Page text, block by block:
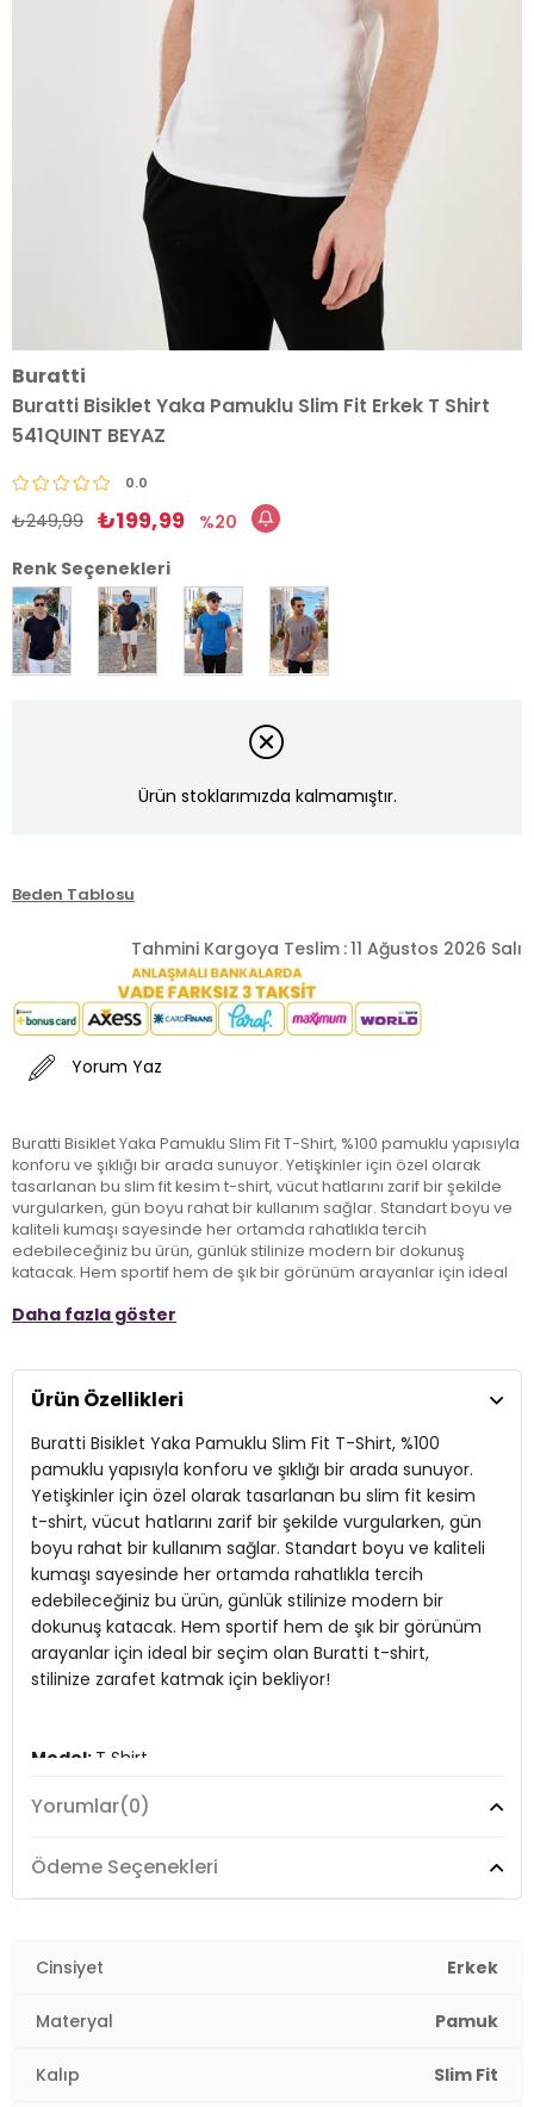
Buratti
Buratti Bisiklet Yaka Pamuklu Slim Fit Erkek T Shirt
541QUINT BEYAZ
0.0
₺249,99 ₺199,99
20
Renk Seçenekleri
Ürün stoklarımızda kalmamıştır.
Beden Tablosu
Tahmini Kargoya Teslim :11 Ağustos 2026 Salı
Yorum Yaz
Buratti Bisiklet Yaka Pamuklu Slim Fit T-Shirt, %100 pamuklu yapısıyla
konforu ve şıklığı bir arada sunuyor. Yetişkinler için özel olarak
tasarlanan bu slim fit kesim t-shirt, vücut hatlarını zarif bir şekilde
vurgularken, gün boyu rahat bir kullanım sağlar. Standart boyu ve
kaliteli kumaşı sayesinde her ortamda rahatlıkla tercih
edebileceğiniz bu ürün, günlük stilinize modern bir dokunuş
katacak. Hem sportif hem de şık bir görünüm arayanlar için ideal
Materyal:%100 Cotton
Kumaş Tipi:Belirtilmemiş
Boy: Standart
Kalıp Bilgisi:Slim Fit
Yaş Grubu:Yetişkin
Menşei:
Türkiye
3DY1541QUINT.25
Daha fazla göster
Ürün Özellikleri
Buratti Bisiklet Yaka Pamuklu Slim Fit T-Shirt, %100
pamuklu yapısıyla konforu ve şıklığı bir arada sunuyor.
Yetişkinler için özel olarak tasarlanan bu slim fit kesim
t-shirt, vücut hatlarını zarif bir şekilde vurgularken, gün
boyu rahat bir kullanım sağlar. Standart boyu ve kaliteli
kumaşı sayesinde her ortamda rahatlıkla tercih
edebileceğiniz bu ürün, günlük stilinize modern bir
dokunuş katacak. Hem sportif hem de şık bir görünüm
arayanlar için ideal bir seçim olan Buratti t-shirt,
stilinize zarafet katmak için bekliyor!
Model: T Shirt
Materyal:%100 Cotton
Kumaş Tipi:Belirtilmemiş
Kalıp Bilgisi:
Yaş Grubu:
Menşei:
Yorumlar(0)
Ödeme Seçenekleri
Cinsiyet Erkek
Materyal Pamuk
Kalıp Slim Fit